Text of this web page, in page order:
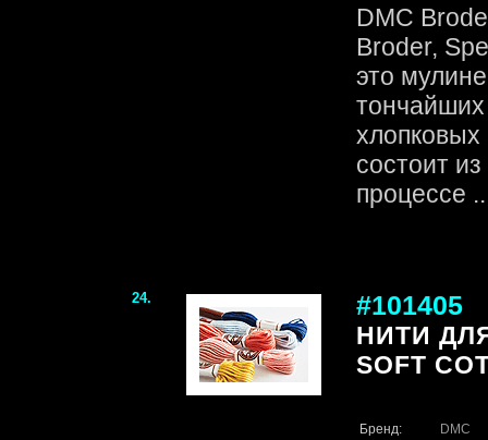
DMC
Broder,
это
состоит
процессе
24. #101405
НИТИ
SOFT
Бренд:
DMC